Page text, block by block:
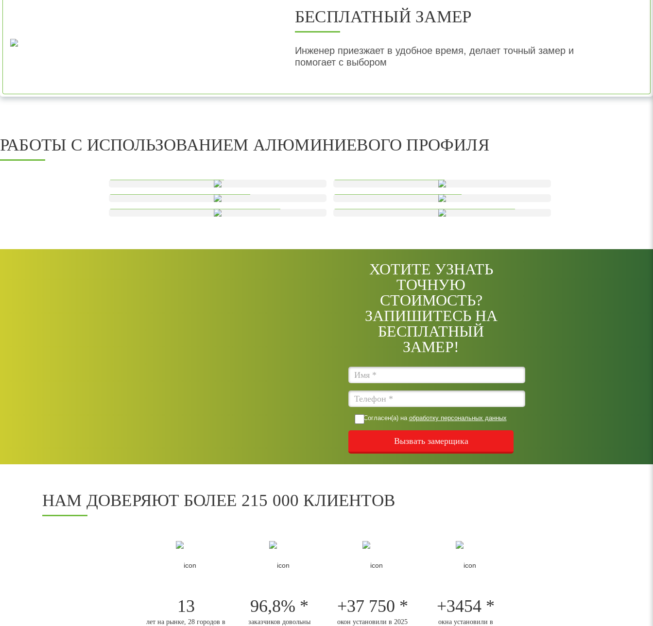
БЕСПЛАТНЫЙ ЗАМЕР
Инженер приезжает в удобное время, делает точный замер и
помогает с выбором
РАБОТЫ С ИСПОЛЬЗОВАНИЕМ АЛЮМИНИЕВОГО ПРОФИЛЯ
Зимние сады и теплицы
Ворота и рольставни
Порталы и панорамные двери
Системы фасадного остекления
ХОТИТЕ УЗНАТЬ
ТОЧНУЮ
СТОИМОСТЬ?
ЗАПИШИТЕСЬ НА
БЕСПЛАТНЫЙ
ЗАМЕР!
Согласен(а) на обработку персональных данных
НАМ ДОВЕРЯЮТ БОЛЕЕ 215 000 КЛИЕНТОВ
13
лет на рынке, 28 городов в
96,8% *
заказчиков довольны
+37 750 *
окон установили в 2025
+3454 *
окна установили в